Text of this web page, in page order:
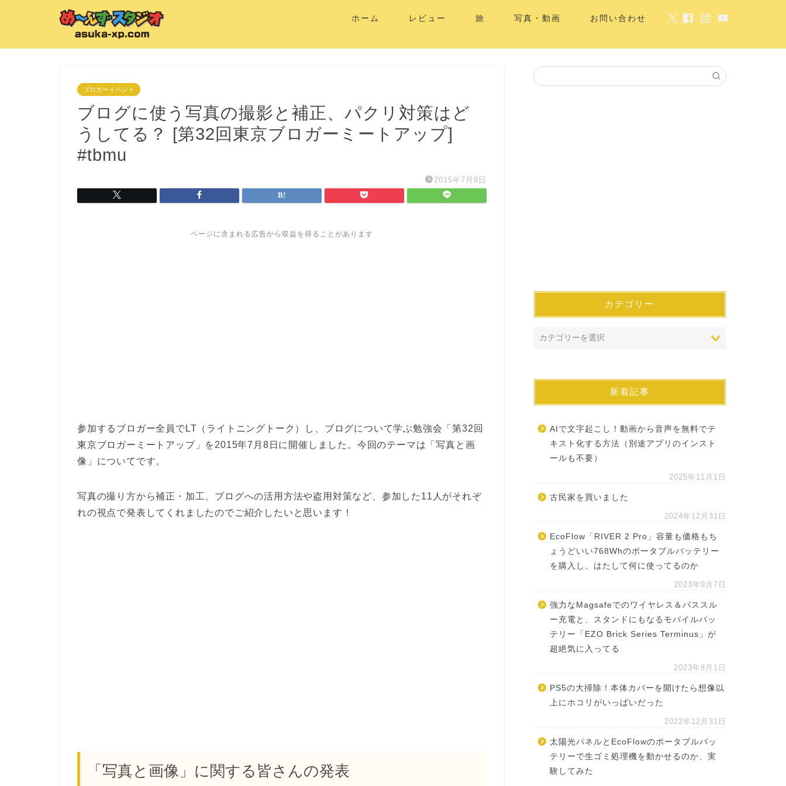
ホーム レビュー 旅 写真・動画 お問い合わせ
ブロガーイベント
ブログに使う写真の撮影と補正、パクリ対策はど
うしてる？ [第32回東京ブロガーミートアップ]
#tbmu
2015年7月9日
ページに含まれる広告から収益を得ることがあります
参加するブロガー全員でLT（ライトニングトーク）し、ブログについて学ぶ勉強会「第32回
東京ブロガーミートアップ」を2015年7月8日に開催しました。今回のテーマは「写真と画
像」についてです。
写真の撮り方から補正・加工、ブログへの活用方法や盗用対策など、参加した11人がそれぞ
れの視点で発表してくれましたのでご紹介したいと思います！
「写真と画像」に関する皆さんの発表
カテゴリー
新着記事
AIで文字起こし！動画から音声を無料でテ
キスト化する方法（別途アプリのインスト
ールも不要）
2025年11月1日
古民家を買いました
2024年12月31日
EcoFlow「RIVER 2 Pro」容量も価格もち
ょうどいい768Whのポータブルバッテリー
を購入し、はたして何に使ってるのか
2023年9月7日
強力なMagsafeでのワイヤレス＆パススル
ー充電と、スタンドにもなるモバイルバッ
テリー「EZO Brick Series Terminus」が
超絶気に入ってる
2023年8月1日
PS5の大掃除！本体カバーを開けたら想像以
上にホコリがいっぱいだった
2022年12月31日
太陽光パネルとEcoFlowのポータブルバッ
テリーで生ゴミ処理機を動かせるのか、実
験してみた